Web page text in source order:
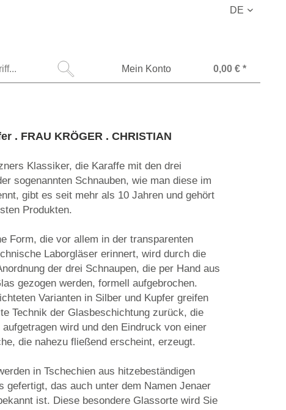
DE
Mein Konto 0,00 € *
. FRAU KRÖGER . CHRISTIAN
Klassiker, die Karaffe mit den drei
sogenannten Schnauben, wie man diese im
gibt es seit mehr als 10 Jahren und gehört
Produkten.
Form, die vor allem in der transparenten
Laborgläser erinnert, wird durch die
der drei Schnaupen, die per Hand aus
gezogen werden, formell aufgebrochen.
Varianten in Silber und Kupfer greifen
Technik der Glasbeschichtung zurück, die
aufgetragen wird und den Eindruck von einer
die nahezu fließend erscheint, erzeugt.
in Tschechien aus hitzebeständigen
gefertigt, das auch unter dem Namen Jenaer
ist. Diese besondere Glassorte wird Sie